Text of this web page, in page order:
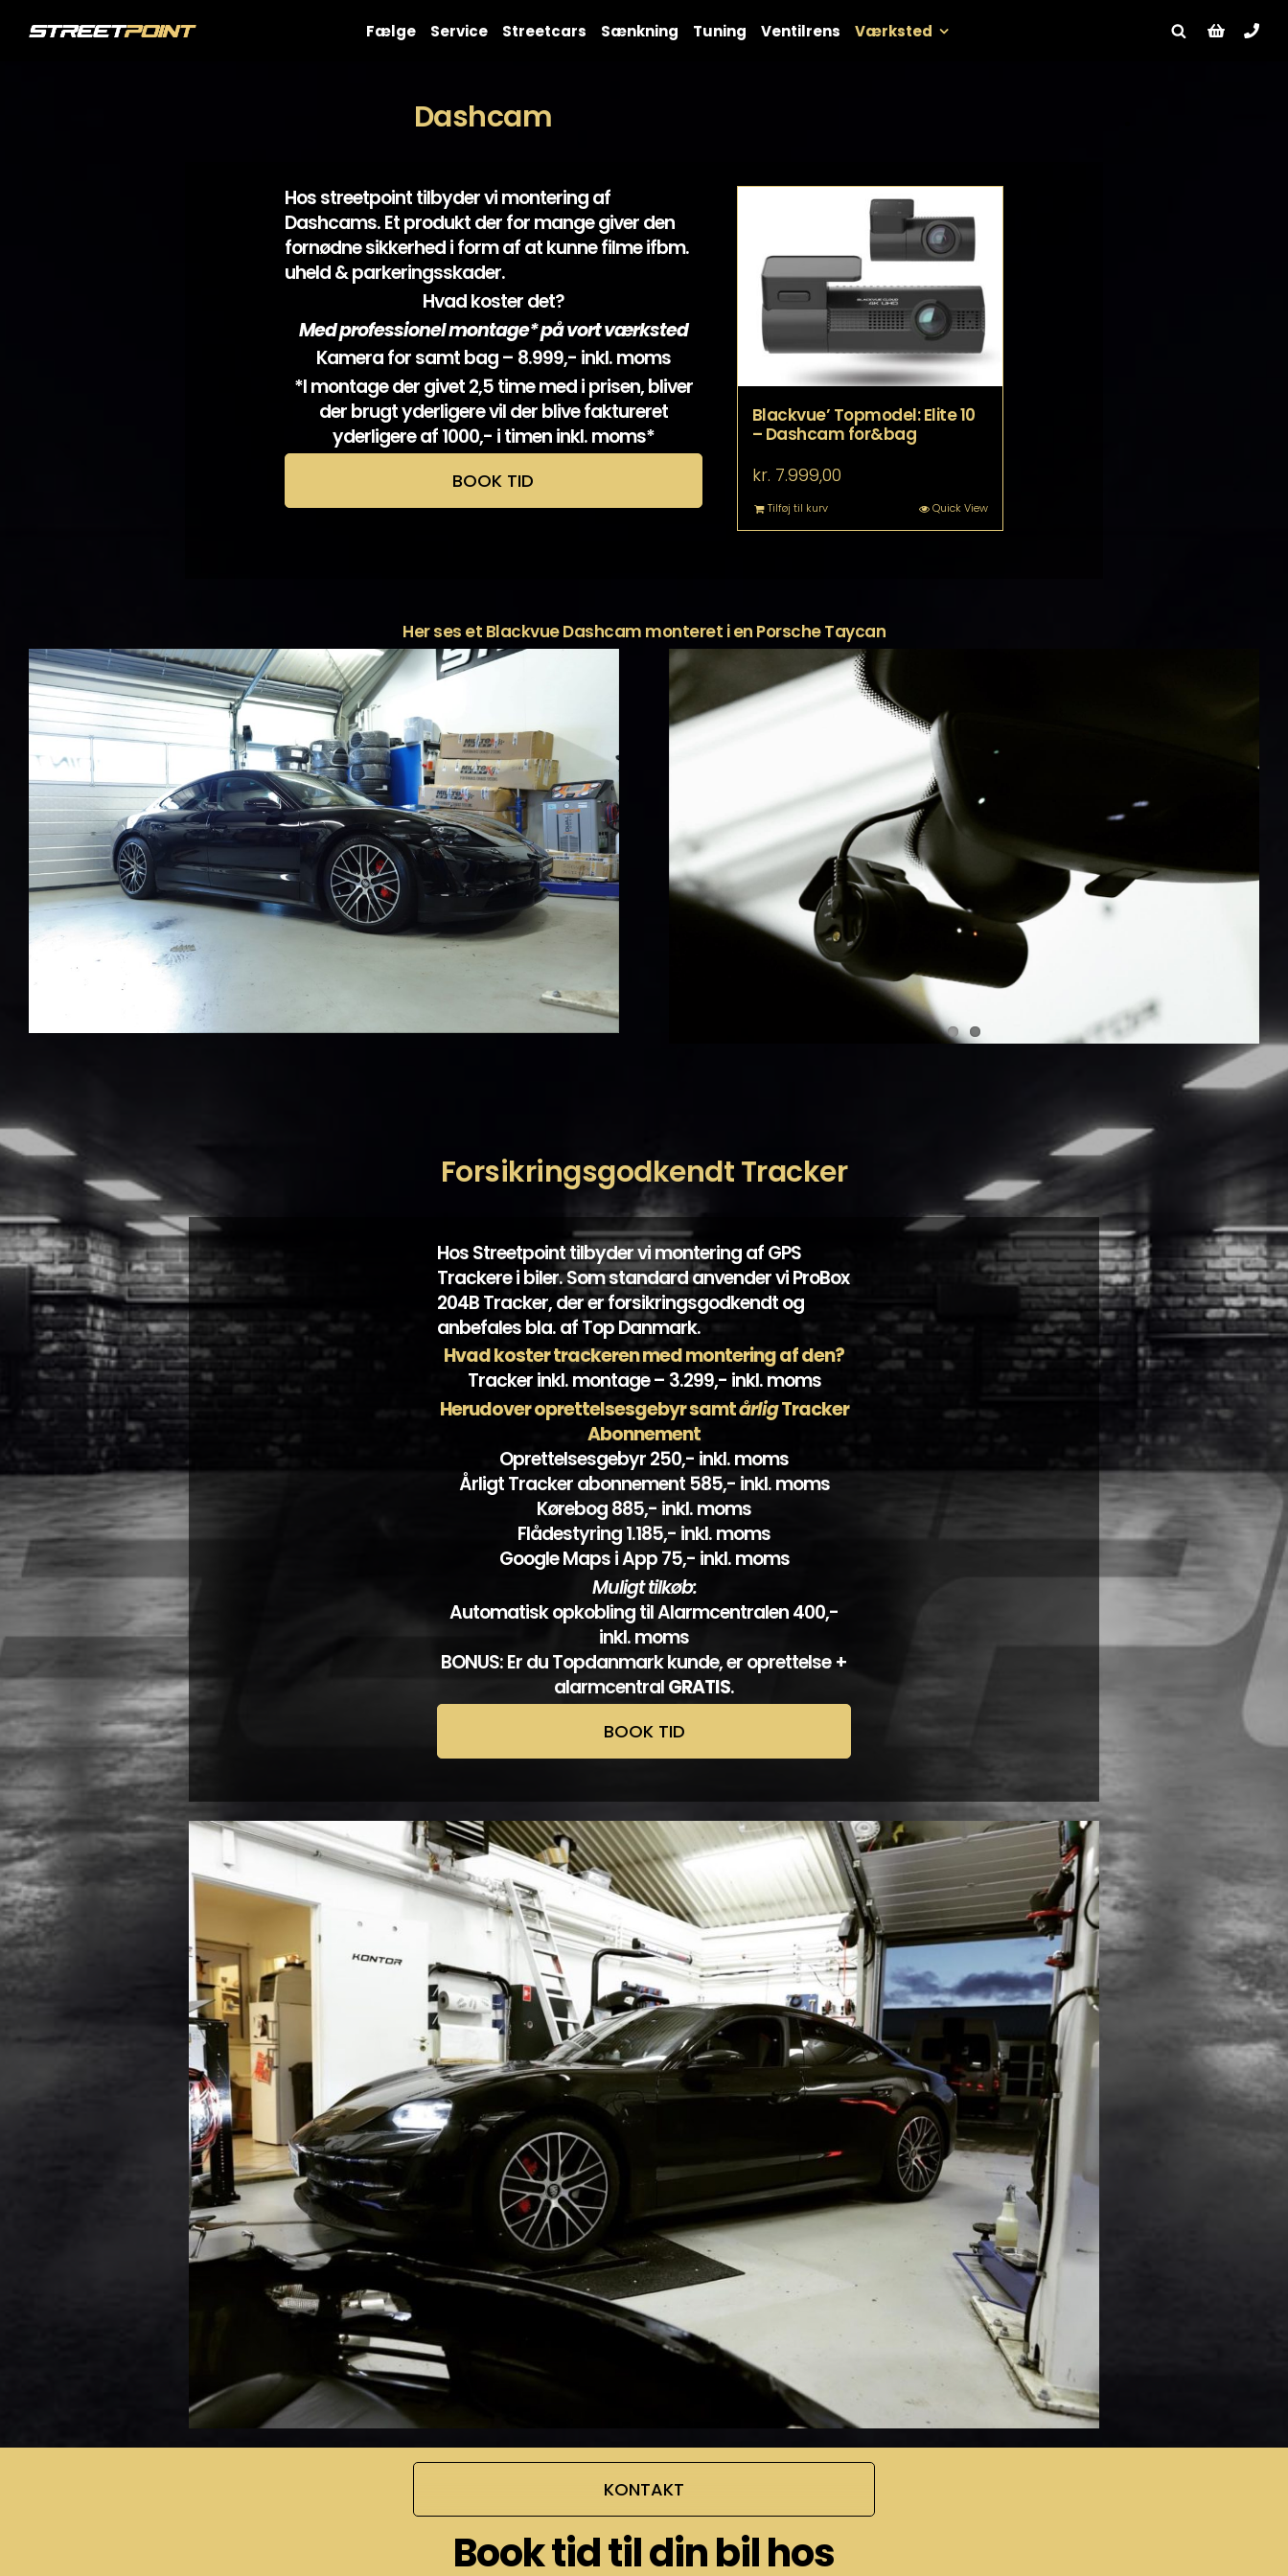
Fælge Service Streetcars Sænkning Tuning Ventilrens Værksted
Dashcam
Hos streetpoint tilbyder vi montering af
Dashcams. Et produkt der for mange giver den
fornødne sikkerhed i form af at kunne filme ifbm.
uheld & parkeringsskader.
Hvad koster det?
Med professionel montage* på vort værksted
Kamera for samt bag – 8.999,- inkl. moms
*I montage der givet 2,5 time med i prisen, bliver
der brugt yderligere vil der blive faktureret
yderligere af 1000,- i timen inkl. moms*
BOOK TID
Blackvue’ Topmodel: Elite 10
– Dashcam for&bag
kr. 7.999,00
Tilføj til kurv Quick View
Her ses et Blackvue Dashcam monteret i en Porsche Taycan
Forsikringsgodkendt Tracker
Hos Streetpoint tilbyder vi montering af GPS
Trackere i biler. Som standard anvender vi ProBox
204B Tracker, der er forsikringsgodkendt og
anbefales bla. af Top Danmark.
Hvad koster trackeren med montering af den?
Tracker inkl. montage – 3.299,- inkl. moms
Herudover oprettelsesgebyr samtårligTracker
Abonnement
Oprettelsesgebyr 250,- inkl. moms
Årligt Tracker abonnement 585,- inkl. moms
Kørebog 885,- inkl. moms
Flådestyring 1.185,- inkl. moms
Google Maps i App 75,- inkl. moms
Muligt tilkøb:
Automatisk opkobling til Alarmcentralen 400,-
inkl. moms
BONUS: Er du Topdanmark kunde, er oprettelse +
alarmcentralGRATIS.
BOOK TID
KONTAKT
Book tid til din bil hos